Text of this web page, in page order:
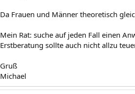
Da Frauen und Männer theoretisch
Mein Rat: suche auf jeden Fall einen
Erstberatung sollte auch nicht allzu
Gruß
Michael